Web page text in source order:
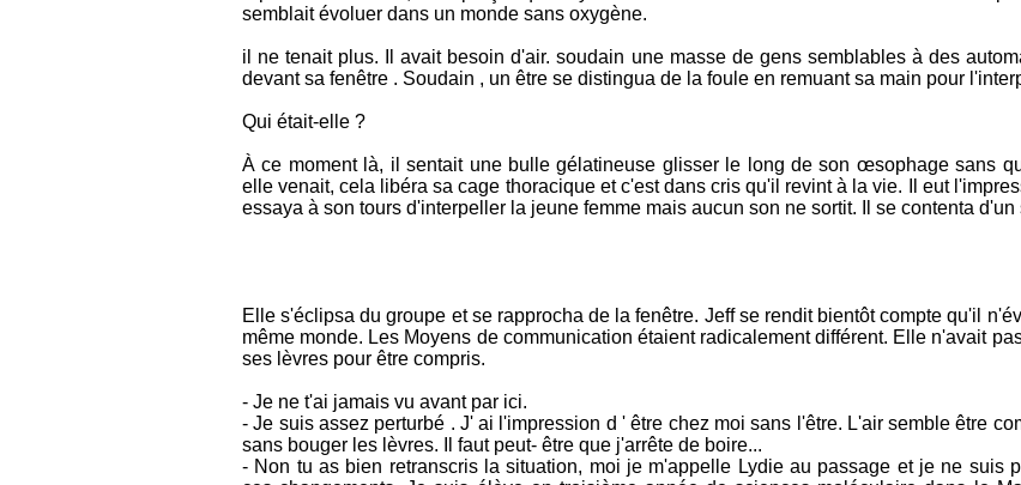
semblait évoluer dans un monde sans oxygène.
il ne tenait plus. Il avait besoin d'air. soudain une masse de gens semblables à des
devant sa fenêtre . Soudain , un être se distingua de la foule en remuant sa main pour
Qui était-elle ?
À ce moment là, il sentait une bulle gélatineuse glisser le long de son œsophage sans
elle venait, cela libéra sa cage thoracique et c'est dans cris qu'il revint à la vie. Il eut
essaya à son tours d'interpeller la jeune femme mais aucun son ne sortit. Il se contenta
Elle s'éclipsa du groupe et se rapprocha de la fenêtre. Jeff se rendit bientôt compte qu'il
même monde. Les Moyens de communication étaient radicalement différent. Elle n'avait
ses lèvres pour être compris.
- Je ne t'ai jamais vu avant par ici.
- Je suis assez perturbé . J' ai l'impression d ' être chez moi sans l'être. L'air semble être
sans bouger les lèvres. Il faut peut- être que j'arrête de boire...
- Non tu as bien retranscris la situation, moi je m'appelle Lydie au passage et je ne suis